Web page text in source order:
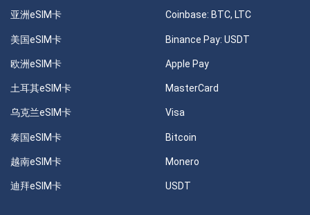
亚洲eSIM卡
美国eSIM卡
欧洲eSIM卡
土耳其eSIM卡
乌克兰eSIM卡
泰国eSIM卡
越南eSIM卡
迪拜eSIM卡
Coinbase: BTC, LTC
Binance Pay: USDT
Apple Pay
MasterCard
Visa
Bitcoin
Monero
USDT